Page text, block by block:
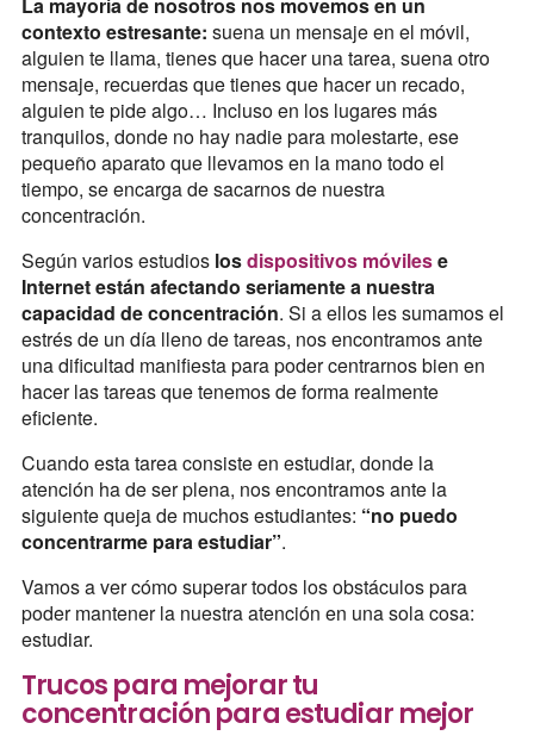
La mayoría de nosotros nos movemos en un
contexto estresante: suena un mensaje en el móvil,
alguien te llama, tienes que hacer una tarea, suena otro
mensaje, recuerdas que tienes que hacer un recado,
alguien te pide algo… Incluso en los lugares más
tranquilos, donde no hay nadie para molestarte, ese
pequeño aparato que llevamos en la mano todo el
tiempo, se encarga de sacarnos de nuestra
concentración.
Según varios estudioslosdispositivos móvilese
Internet están afectando seriamente a nuestra
capacidad de concentración. Si a ellos les sumamos el
estrés de un día lleno de tareas, nos encontramos ante
una dificultad manifiesta para poder centrarnos bien en
hacer las tareas que tenemos de forma realmente
eficiente.
Cuando esta tarea consiste en estudiar, donde la
atención ha de ser plena, nos encontramos ante la
siguiente queja de muchos estudiantes: “no puedo
concentrarme para estudiar”.
Vamos a ver cómo superar todos los obstáculos para
poder mantener la nuestra atención en una sola cosa:
estudiar.
Trucos para mejorar tu
concentración para estudiar mejor